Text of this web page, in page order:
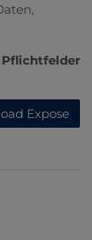
Pflichtfelder
Expose